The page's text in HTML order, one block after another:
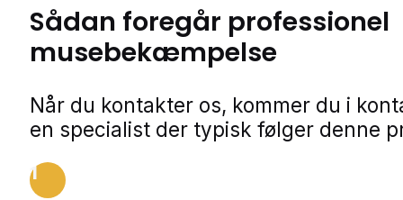
Sådan foregår professionel
musebekæmpelse
Når du kontakter os, kommer du i
en specialist der typisk følger denne
1